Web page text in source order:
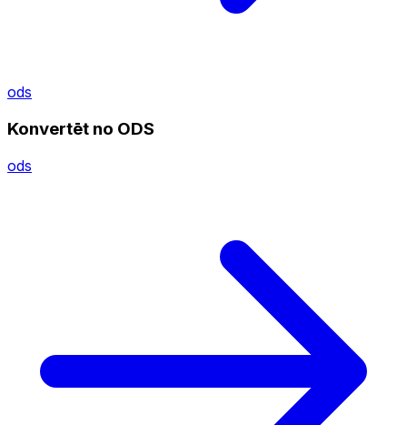
ods
Konvertēt no ODS
ods